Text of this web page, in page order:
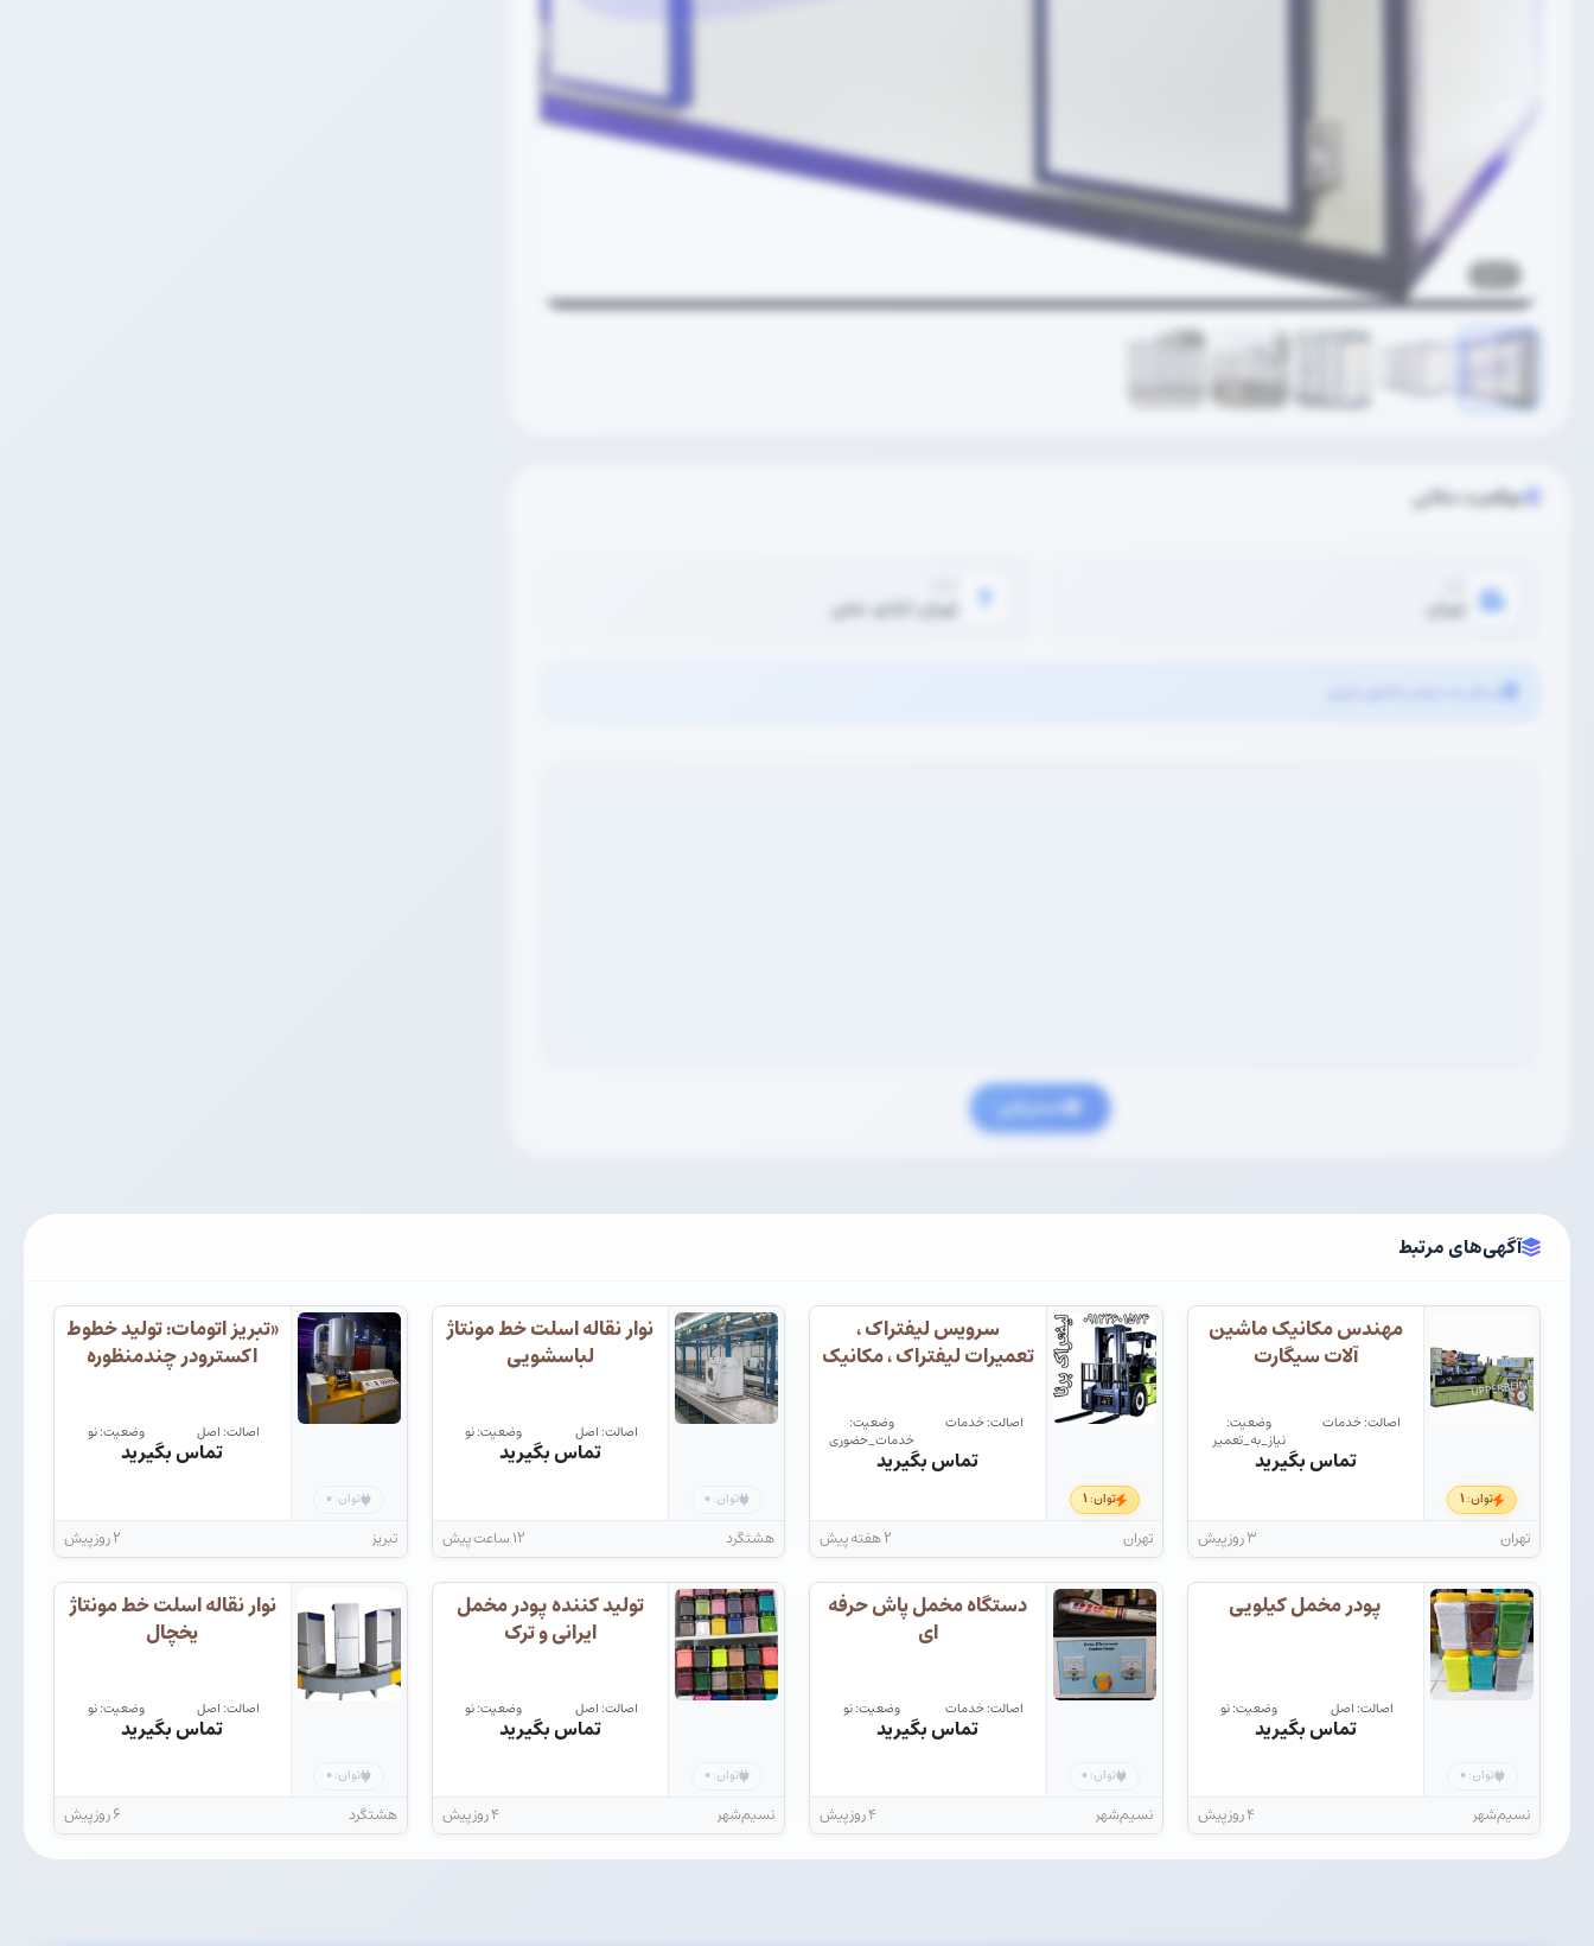
موقعیت مکانی
تهران تهران، آزادی، جنتی
مسیریابی
آگهی‌های مرتبط
توان:۱
مهندس مکانیک ماشین
آلات سیگارت
اصالت: خدمات وضعیت:
نیاز_به_تعمیر
تماس بگیرید
تهران ۳ روز پیش
توان:۱
سرویس لیفتراک ،
تعمیرات لیفتراک ، مکانیک
اصالت: خدمات وضعیت:
خدمات_حضوری
تماس بگیرید
تهران ۲ هفته پیش
توان: ۰
نوار نقاله اسلت خط مونتاژ
لباسشویی
اصالت: اصل وضعیت: نو
تماس بگیرید
هشتگرد ۱۲ ساعت پیش
توان: ۰
«تبریز اتومات: تولید خطوط
اکسترودر چندمنظوره
اصالت: اصل وضعیت: نو
تماس بگیرید
تبریز ۲ روز پیش
توان: ۰
پودر مخمل کیلویی
اصالت: اصل وضعیت: نو
تماس بگیرید
نسیم‌شهر ۴ روز پیش
توان: ۰
دستگاه مخمل پاش حرفه
ای
اصالت: خدمات وضعیت: نو
تماس بگیرید
نسیم‌شهر ۴ روز پیش
توان: ۰
تولید کننده پودر مخمل
ایرانی و ترک
اصالت: اصل وضعیت: نو
تماس بگیرید
نسیم‌شهر ۴ روز پیش
توان: ۰
نوار نقاله اسلت خط مونتاژ
یخچال
اصالت: اصل وضعیت: نو
تماس بگیرید
هشتگرد ۶ روز پیش